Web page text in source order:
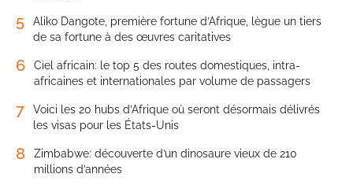
5
Aliko Dangote, première fortune d’Afrique, lègue un tiers
de sa fortune à des œuvres caritatives
6
Ciel africain: le top 5 des routes domestiques, intra-
africaines et internationales par volume de passagers
7
Voici les 20 hubs d’Afrique où seront désormais délivrés
les visas pour les États-Unis
8
Zimbabwe: découverte d’un dinosaure vieux de 210
millions d’années